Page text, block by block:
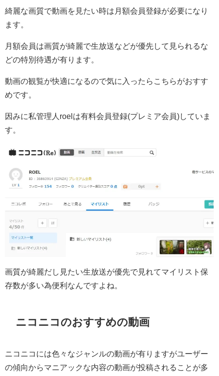
綺麗な画質で動画を見たい時は月額会員登録が必要になり
ます。
月額会員は画質が綺麗で生放送などが優先して見られるな
どの特別待遇が有ります。
動画の観覧が快適になるので気に入ったらこちらがおすす
めです。
因みに私管理人roelは有料会員登録(プレミア会員)していま
す。
画質が綺麗だし見たい生放送が優先で見れてマイリスト保
存数が多い為便利なんですよね。
ニコニコのおすすめの動画
ニコニコには色々なジャンルの動画が有りますがユーザー
の傾向からマニアックな内容の動画が投稿されることが多